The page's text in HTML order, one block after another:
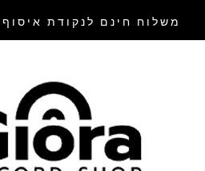
משלוח חינם לנקודת איסוף